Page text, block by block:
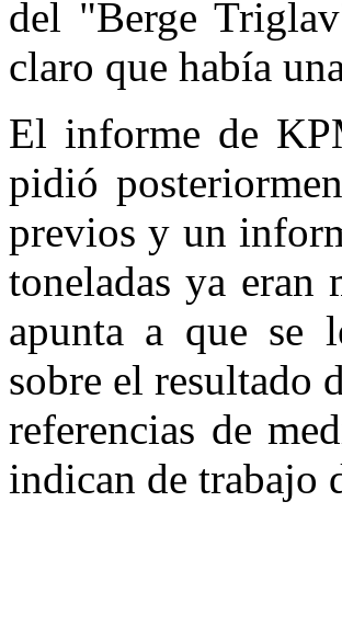
del "Berge
claro que había
El informe de
pidió
previos y un
toneladas ya
apunta a que se
sobre el resultado
referencias de
indican de trabajo